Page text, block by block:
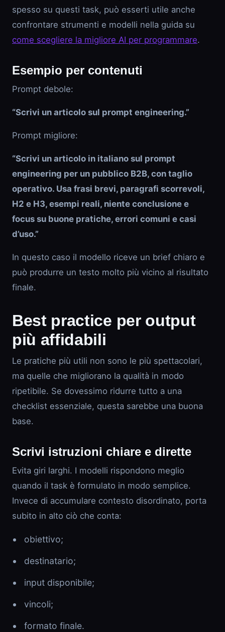
spesso su questi task, può esserti utile anche
confrontare strumenti e modelli nella guida su
come scegliere la migliore AI per programmare.
Esempio per contenuti
Prompt debole:
“Scrivi un articolo sul prompt engineering.”
Prompt migliore:
“Scrivi un articolo in italiano sul prompt
engineering per un pubblico B2B, con taglio
operativo. Usa frasi brevi, paragrafi scorrevoli,
H2 e H3, esempi reali, niente conclusione e
focus su buone pratiche, errori comuni e casi
d’uso.”
In questo caso il modello riceve un brief chiaro e
può produrre un testo molto più vicino al risultato
finale.
Best practice per output
più affidabili
Le pratiche più utili non sono le più spettacolari,
ma quelle che migliorano la qualità in modo
ripetibile. Se dovessimo ridurre tutto a una
checklist essenziale, questa sarebbe una buona
base.
Scrivi istruzioni chiare e dirette
Evita giri larghi. I modelli rispondono meglio
quando il task è formulato in modo semplice.
Invece di accumulare contesto disordinato, porta
subito in alto ciò che conta:
obiettivo;
destinatario;
input disponibile;
vincoli;
formato finale.